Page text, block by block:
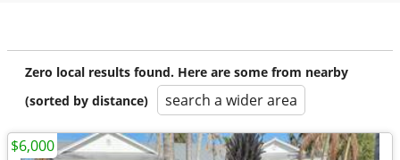
Zero local results found. Here are some from nearby
(sorted by distance)
search a wider area
$6,000